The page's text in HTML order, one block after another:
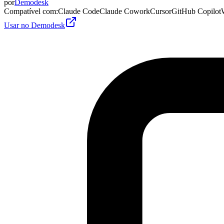
porDemodesk
Compatível com:Claude CodeClaude CoworkCursorGitHub Copilot
Usar no Demodesk